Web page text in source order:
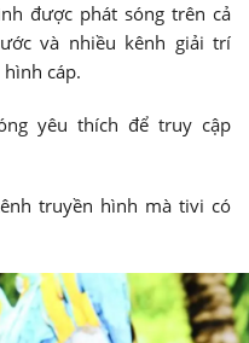
được phát sóng trên cả
và nhiều kênh giải trí
cáp.
yêu thích để truy cập
truyền hình mà tivi có